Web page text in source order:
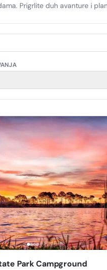
Prigrlite duh avanture i
Park Campground